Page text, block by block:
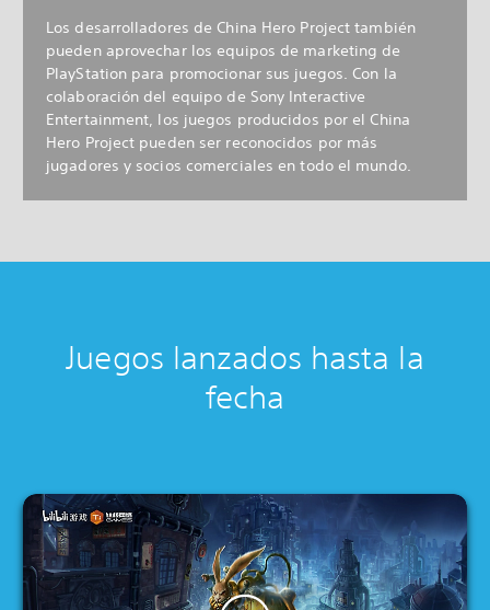
Los desarrolladores de China Hero Project también
pueden aprovechar los equipos de marketing de
PlayStation para promocionar sus juegos. Con la
colaboración del equipo de Sony Interactive
Entertainment, los juegos producidos por el China
Hero Project pueden ser reconocidos por más
jugadores y socios comerciales en todo el mundo.
Juegos lanzados hasta la
fecha